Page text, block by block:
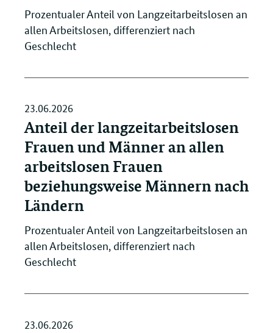
Prozentualer Anteil von Langzeitarbeitslosen an
allen Arbeitslosen, differenziert nach
Geschlecht
23.06.2026
Anteil der langzeitarbeitslosen
Frauen und Männer an allen
arbeitslosen Frauen
beziehungsweise Männern nach
Ländern
Prozentualer Anteil von Langzeitarbeitslosen an
allen Arbeitslosen, differenziert nach
Geschlecht
23.06.2026